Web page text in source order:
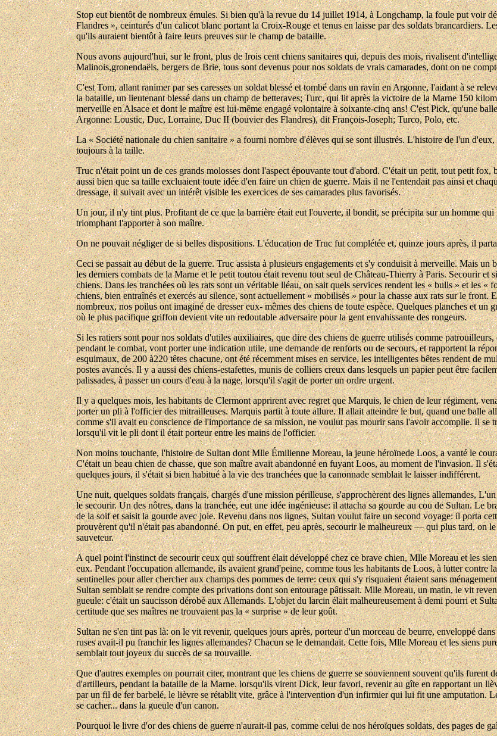
Stop eut bientôt de nombreux émules. Si bien qu'à la revue du 14 juillet 1914, à Longchamp, la foule put voir
Flandres », ceinturés d'un calicot blanc portant la Croix-Rouge et tenus en laisse par des soldats brancardiers.
qu'ils auraient bientôt à faire leurs preuves sur le champ de bataille.
Nous avons aujourd'hui, sur le front, plus de Irois cent chiens sanitaires qui, depuis des mois, rivalisent
Malinois,gronendaëls, bergers de Brie, tous sont devenus pour nos soldats de vrais camarades, dont on ne
C'est Tom, allant ranimer par ses caresses un soldat blessé et tombé dans un ravin en Argonne, l'aidant à se
la bataille, un lieutenant blessé dans un champ de betteraves; Turc, qui lit après la victoire de la Marne 150
merveille en Alsace et dont le maître est lui-même engagé volontaire à soixante-cinq ans! C'est Pick, qu'une
Argonne: Loustic, Duc, Lorraine, Duc II (bouvier des Flandres), dit François-Joseph; Turco, Polo, etc.
La « Société nationale du chien sanitaire » a fourni nombre d'élèves qui se sont illustrés. L'histoire de l'un
toujours à la taille.
Truc n'était point un de ces grands molosses dont l'aspect épouvante tout d'abord. C'était un petit, tout petit fox,
aussi bien que sa taille excluaient toute idée d'en faire un chien de guerre. Mais il ne l'entendait pas ainsi et
dressage, il suivait avec un intérêt visible les exercices de ses camarades plus favorisés.
Un jour, il n'y tint plus. Profitant de ce que la barrière était eut l'ouverte, il bondit, se précipita sur un homme
triomphant l'apporter à son maîlre.
On ne pouvait négliger de si belles dispositions. L'éducation de Truc fut complétée et, quinze jours après, il
Ceci se passait au début de la guerre. Truc assista à plusieurs engagements et s'y conduisit à merveille. Mais
les derniers combats de la Marne et le petit toutou était revenu tout seul de Château-Thierry à Paris. Secourir et
chiens. Dans les tranchées où les rats sont un véritable lléau, on sait quels services rendent les « bulls » et les
chiens, bien entraînés et exercés au silence, sont actuellement « mobilisés » pour la chasse aux rats sur le front.
nombreux, nos poilus ont imaginé de dresser eux- mêmes des chiens de toute espèce. Quelques planches et
où le plus pacifique griffon devient vite un redoutable adversaire pour la gent envahissante des rongeurs.
Si les ratiers sont pour nos soldats d'utiles auxiliaires, que dire des chiens de guerre utilisés comme
pendant le combat, vont porter une indication utile, une demande de renforts ou de secours, et rapportent la
esquimaux, de 200 à220 têtes chacune, ont été récemment mises en service, les intelligentes bêtes rendent de
postes avancés. Il y a aussi des chiens-estafettes, munis de colliers creux dans lesquels un papier peut être
palissades, à passer un cours d'eau à la nage, lorsqu'il s'agit de porter un ordre urgent.
Il y a quelques mois, les habitants de Clermont apprirent avec regret que Marquis, le chien de leur régiment,
porter un pli à l'officier des mitrailleuses. Marquis partit à toute allure. Il allait atteindre le but, quand une balle
comme s'il avait eu conscience de l'importance de sa mission, ne voulut pas mourir sans l'avoir accomplie. Il se
lorsqu'il vit le pli dont il était porteur entre les mains de l'officier.
Non moins touchante, l'histoire de Sultan dont Mlle Émilienne Moreau, la jeune héroïnede Loos, a vanté le
C'était un beau chien de chasse, que son maître avait abandonné en fuyant Loos, au moment de l'invasion. Il
quelques jours, il s'était si bien habitué à la vie des tranchées que la canonnade semblait le laisser indifférent.
Une nuit, quelques soldats français, chargés d'une mission périlleuse, s'approchèrent des lignes allemandes,
le secourir. Un des nôtres, dans la tranchée, eut une idée ingénieuse: il attacha sa gourde au cou de Sultan. Le
de la soif et saisit la gourde avec joie. Revenu dans nos lignes, Sultan voulut faire un second voyage: il porta
prouvèrent qu'il n'était pas abandonné. On put, en effet, peu après, secourir le malheureux — qui plus tard, on
sauveteur.
A quel point l'instinct de secourir ceux qui souffrent élait développé chez ce brave chien, Mlle Moreau et les
eux. Pendant l'occupation allemande, ils avaient grand'peine, comme tous les habitants de Loos, à lutter contre
sentinelles pour aller chercher aux champs des pommes de terre: ceux qui s'y risquaient étaient sans
Sultan semblait se rendre compte des privations dont son entourage pâtissait. Mlle Moreau, un matin, le vit
gueule: c'était un saucisson dérobé aux Allemands. L'objet du larcin élait malheureusement à demi pourri et
certitude que ses maîtres ne trouvaient pas la « surprise » de leur goût.
Sultan ne s'en tint pas là: on le vit revenir, quelques jours après, porteur d'un morceau de beurre, enveloppé
ruses avait-il pu franchir les lignes allemandes? Chacun se le demandait. Cette fois, Mlle Moreau et les siens
semblait tout joyeux du succès de sa trouvaille.
Que d'autres exemples on pourrait citer, montrant que les chiens de guerre se souviennent souvent qu'ils furent
d'artilleurs, pendant la bataille de la Marne. lorsqu'ils virent Dick, leur favori, revenir au gîte en rapportant un
par un fil de fer barbelé, le lièvre se rétablit vite, grâce à l'intervention d'un infirmier qui lui fit une amputation.
se cacher... dans la gueule d'un canon.
Pourquoi le livre d'or des chiens de guerre n'aurait-il pas, comme celui de nos héroïques soldats, des pages de